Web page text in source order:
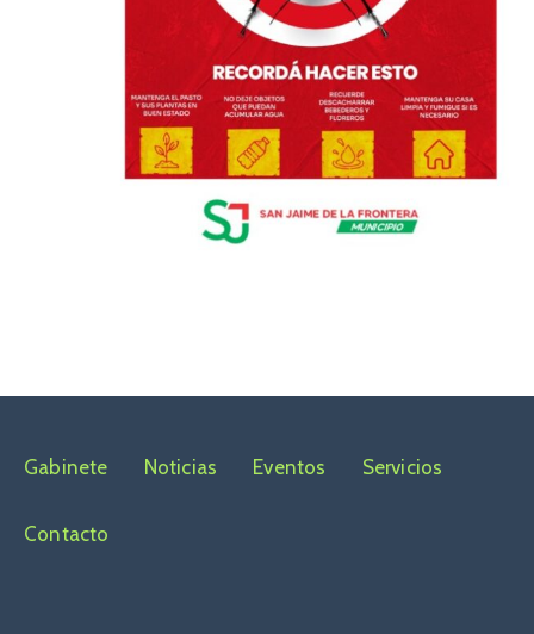
Gabinete Noticias Eventos Servicios
Contacto